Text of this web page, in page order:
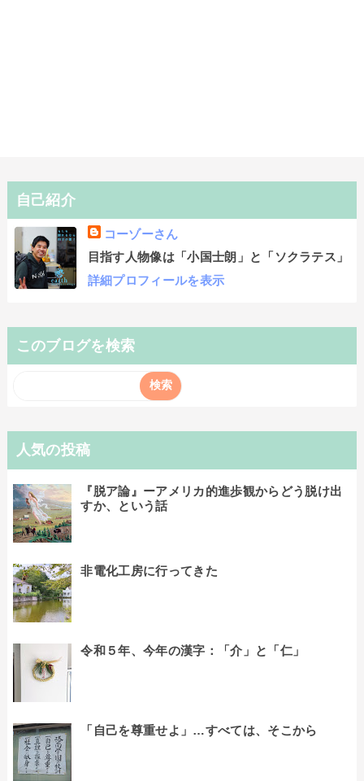
自己紹介
コーゾーさん
目指す人物像は「小国士朗」と「ソクラテス」
詳細プロフィールを表示
このブログを検索
人気の投稿
『脱ア論』ーアメリカ的進歩観からどう脱け出
すか、という話
非電化工房に行ってきた
令和５年、今年の漢字：「介」と「仁」
「自己を尊重せよ」…すべては、そこから